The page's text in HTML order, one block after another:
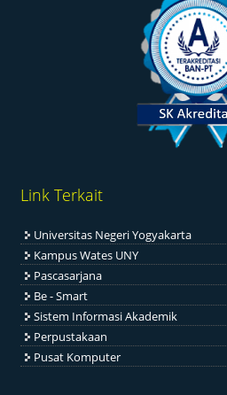
Link Terkait
Universitas Negeri Yogyakarta
Kampus Wates UNY
Pascasarjana
Be - Smart
Sistem Informasi Akademik
Perpustakaan
Pusat Komputer